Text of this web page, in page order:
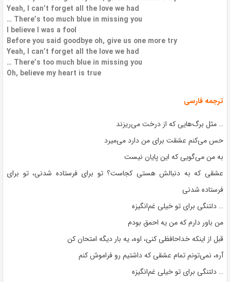
Yeah, I can’t forget all the love we had
… There’s too much blue in missing you
I believe I was a fool
Before you said goodbye oh, give us one more try
Yeah, I can’t forget all the love we had
… There’s too much blue in missing you
Oh, believe my heart is true
ترجمه فارسی
… مثل برگ‌هایی که از درخت می‌ریزند
حس می‌کنم عشقت برای من دارد می‌میرد
به من می‌گویی که این پایان نیست
عشقی که به دنبالش هستی کجاست؟ تو برای فرستاده شدنی، تو برای
فرستاده شدنی
… دلتنگی برای تو خیلی غم‌انگیزه
من باور دارم که من یه احمق بودم
قبل از اینکه خداحافظی کنی، اوه، یه بار دیگه امتحان کن
آره، نمی‌تونم تمام عشقی که داشتیم رو فراموش کنم
… دلتنگی برای تو خیلی غم‌انگیزه